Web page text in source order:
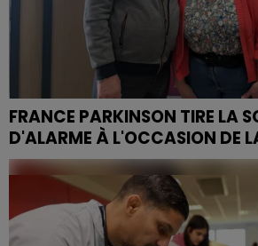
FRANCE PARKINSON TIRE LA
D'ALARME À L'OCCASION DE
À l’occasion de la journée
Parkinson le 11 avril, un événement
l’espace Cours d'Épinal la veille.